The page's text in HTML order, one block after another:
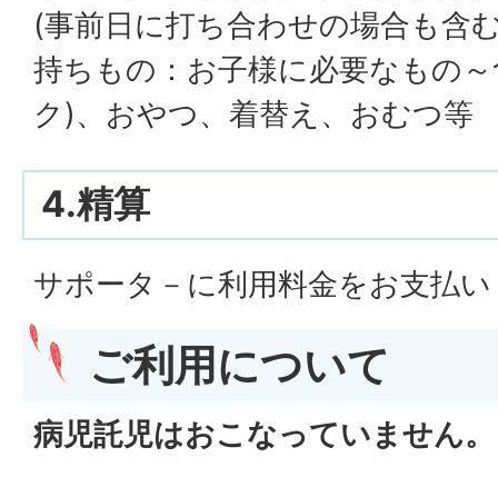
(事前日に打ち合わせの場合も含
持ちもの：お子様に必要なもの
ク)、おやつ、着替え、おむつ等
4.精算
サポータ－に利用料金をお支払
ご利用について
病児託児はおこなっていません。